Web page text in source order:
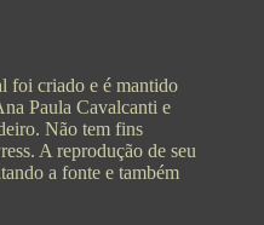
foi criado e é mantido
Paula Cavalcanti e
Não tem fins
A reprodução de seu
a fonte e também